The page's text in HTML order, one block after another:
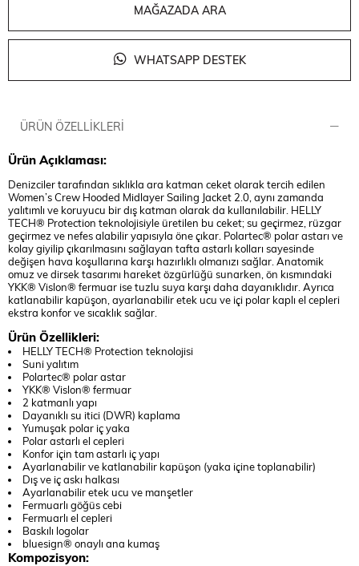
MAĞAZADA ARA
WHATSAPP DESTEK
ÜRÜN ÖZELLIKLERI
Ürün Açıklaması:
Denizciler tarafından sıklıkla ara katman ceket olarak tercih edilen
Women’s Crew Hooded Midlayer Sailing Jacket 2.0, aynı zamanda
yalıtımlı ve koruyucu bir dış katman olarak da kullanılabilir. HELLY
TECH® Protection teknolojisiyle üretilen bu ceket; su geçirmez, rüzgar
geçirmez ve nefes alabilir yapısıyla öne çıkar. Polartec® polar astarı ve
kolay giyilip çıkarılmasını sağlayan tafta astarlı kolları sayesinde
değişen hava koşullarına karşı hazırlıklı olmanızı sağlar. Anatomik
omuz ve dirsek tasarımı hareket özgürlüğü sunarken, ön kısmındaki
YKK® Vislon® fermuar ise tuzlu suya karşı daha dayanıklıdır. Ayrıca
katlanabilir kapüşon, ayarlanabilir etek ucu ve içi polar kaplı el cepleri
ekstra konfor ve sıcaklık sağlar.
Ürün Özellikleri:
HELLY TECH® Protection teknolojisi
Suni yalıtım
Polartec® polar astar
YKK® Vislon® fermuar
2 katmanlı yapı
Dayanıklı su itici (DWR) kaplama
Yumuşak polar iç yaka
Polar astarlı el cepleri
Konfor için tam astarlı iç yapı
Ayarlanabilir ve katlanabilir kapüşon (yaka içine toplanabilir)
Dış ve iç askı halkası
Ayarlanabilir etek ucu ve manşetler
Fermuarlı göğüs cebi
Fermuarlı el cepleri
Baskılı logolar
bluesign® onaylı ana kumaş
Kompozisyon: